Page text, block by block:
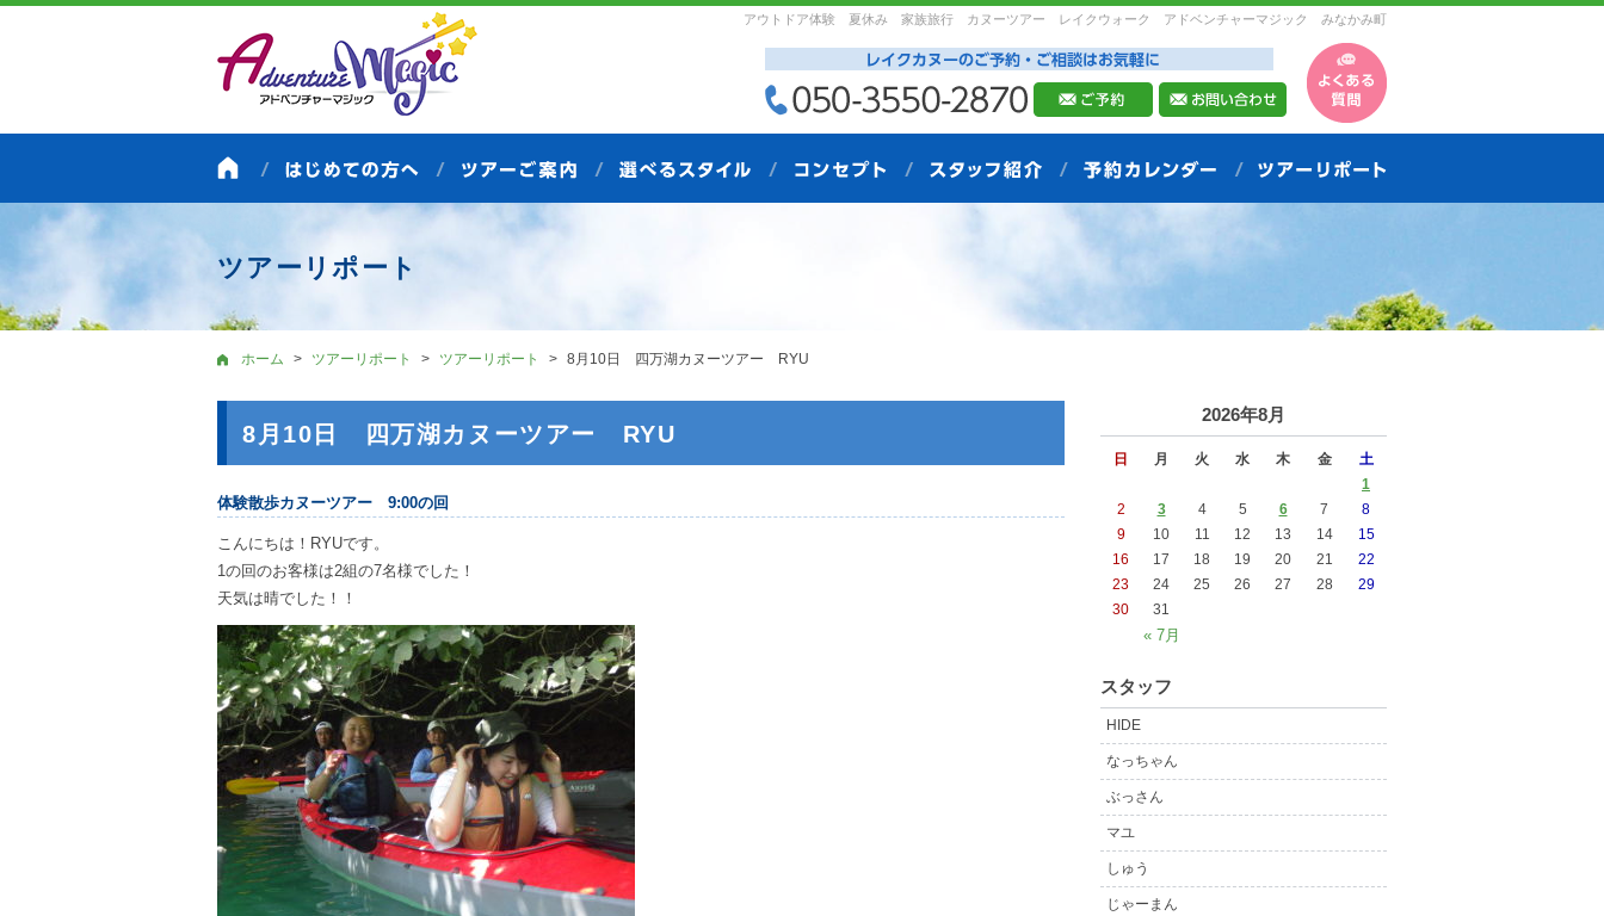
アウトドア体験 夏休み 家族旅行 カヌーツアー レイクウォーク アドベンチャーマジック みなかみ町
ツアーリポート
ホーム ツアーリポート ツアーリポート 8月10日 四万湖カヌーツアー RYU
8月10日 四万湖カヌーツアー RYU
体験散歩カヌーツアー 9:00の回
こんにちは！RYUです。
1の回のお客様は2組の7名様でした！
天気は晴でした！！
2026年8月
日 月 火 水 木 金 土
« 7月
1
2
3 4 5 6 7
8
9
10 11 12 13 14
15
16
17 18 19 20 21
22
23
24 25 26 27 28
29
30
31
スタッフ
HIDE
なっちゃん
ぶっさん
マユ
しゅう
じゃーまん